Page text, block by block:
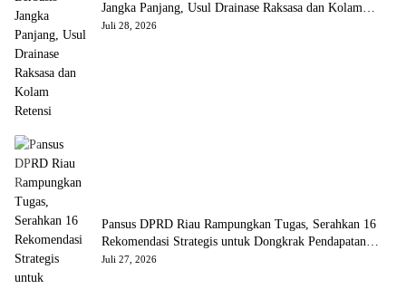
Jangka Panjang, Usul Drainase Raksasa dan Kolam
Retensi
Juli 28, 2026
Pansus DPRD Riau Rampungkan Tugas, Serahkan 16
Rekomendasi Strategis untuk Dongkrak Pendapatan
Daerah
Juli 27, 2026